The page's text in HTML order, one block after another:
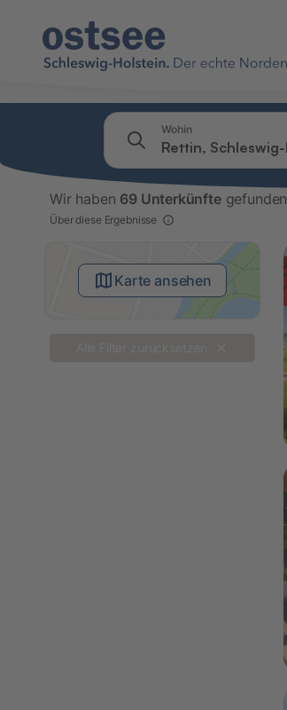
Filter
Angebote
Wohin
Wir haben 69 Unterkünftegefunden
Über diese Ergebnisse
Karte ansehen